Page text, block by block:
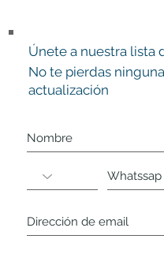
Únete a nuestra lista
No te pierdas ninguna
actualización